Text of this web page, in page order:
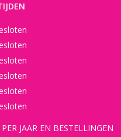
JAAR EN BESTELLINGEN